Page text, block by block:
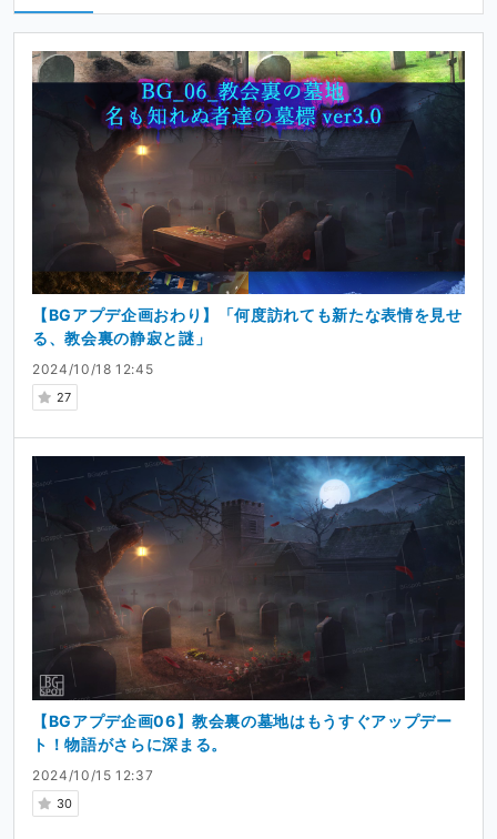
2024/10/18 12:45
27
【BGアプデ企画おわり】「何度訪れても新たな表情を見せ
る、教会裏の静寂と謎」
2024/10/15 12:37
30
【BGアプデ企画06】教会裏の墓地はもうすぐアップデー
ト！物語がさらに深まる。